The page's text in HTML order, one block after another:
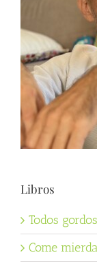
Libros
Todos gordos
Come mierda